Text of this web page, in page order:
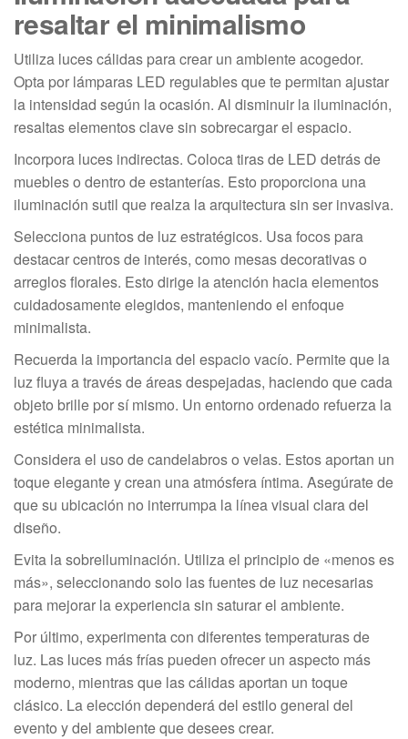
resaltar el minimalismo
Utiliza luces cálidas para crear un ambiente acogedor.
Opta por lámparas LED regulables que te permitan ajustar
la intensidad según la ocasión. Al disminuir la iluminación,
resaltas elementos clave sin sobrecargar el espacio.
Incorpora luces indirectas. Coloca tiras de LED detrás de
muebles o dentro de estanterías. Esto proporciona una
iluminación sutil que realza la arquitectura sin ser invasiva.
Selecciona puntos de luz estratégicos. Usa focos para
destacar centros de interés, como mesas decorativas o
arreglos florales. Esto dirige la atención hacia elementos
cuidadosamente elegidos, manteniendo el enfoque
minimalista.
Recuerda la importancia del espacio vacío. Permite que la
luz fluya a través de áreas despejadas, haciendo que cada
objeto brille por sí mismo. Un entorno ordenado refuerza la
estética minimalista.
Considera el uso de candelabros o velas. Estos aportan un
toque elegante y crean una atmósfera íntima. Asegúrate de
que su ubicación no interrumpa la línea visual clara del
diseño.
Evita la sobreiluminación. Utiliza el principio de «menos es
más», seleccionando solo las fuentes de luz necesarias
para mejorar la experiencia sin saturar el ambiente.
Por último, experimenta con diferentes temperaturas de
luz. Las luces más frías pueden ofrecer un aspecto más
moderno, mientras que las cálidas aportan un toque
clásico. La elección dependerá del estilo general del
evento y del ambiente que desees crear.